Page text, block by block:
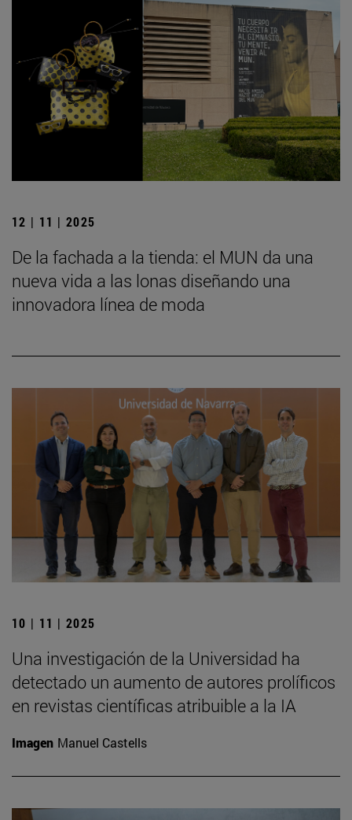
12 | 11 | 2025
De la fachada a la tienda: el MUN da una
nueva vida a las lonas diseñando una
innovadora línea de moda
10 | 11 | 2025
Una investigación de la Universidad ha
detectado un aumento de autores prolíficos
en revistas científicas atribuible a la IA
Imagen Manuel Castells